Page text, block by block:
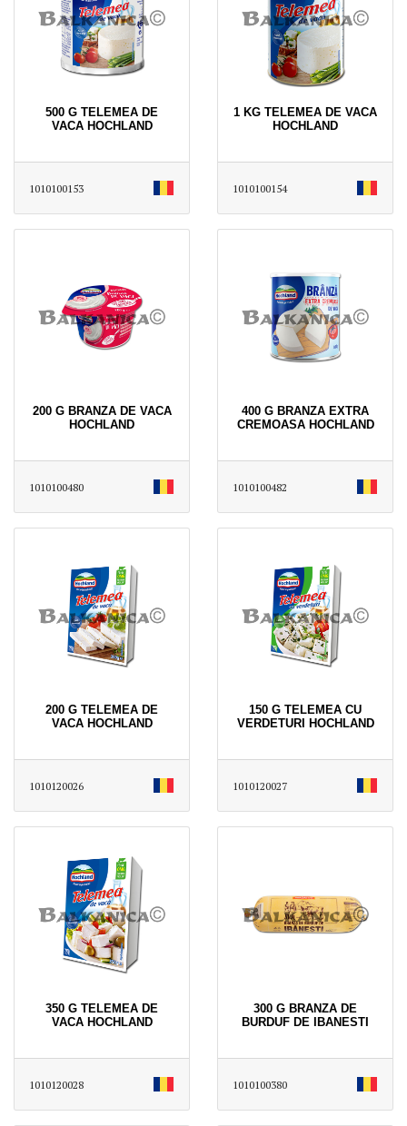
500 G TELEMEA DE
VACA HOCHLAND
1010100153
1 KG TELEMEA DE VACA
HOCHLAND
1010100154
200 G BRANZA DE VACA
HOCHLAND
1010100480
400 G BRANZA EXTRA
CREMOASA HOCHLAND
1010100482
200 G TELEMEA DE
VACA HOCHLAND
1010120026
150 G TELEMEA CU
VERDETURI HOCHLAND
1010120027
350 G TELEMEA DE
VACA HOCHLAND
1010120028
300 G BRANZA DE
BURDUF DE IBANESTI
1010100380